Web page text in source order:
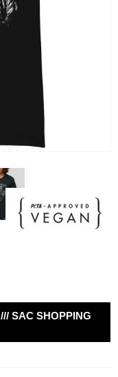
SAC SHOPPING